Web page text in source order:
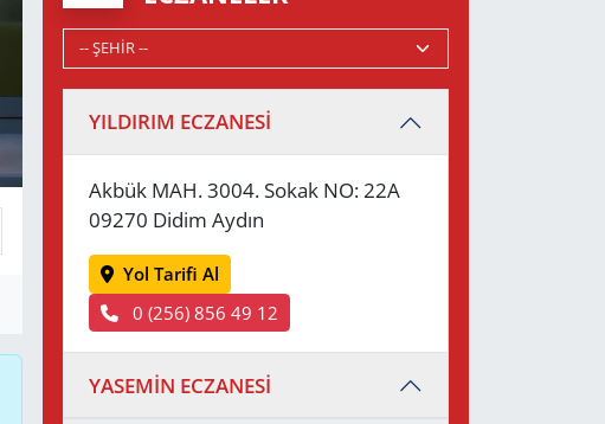
YILDIRIM ECZANESİ
Akbük MAH. 3004. Sokak NO: 22A
09270 Didim Aydın
Yol Tarifi Al
0 (256) 856 49 12
YASEMİN ECZANESİ